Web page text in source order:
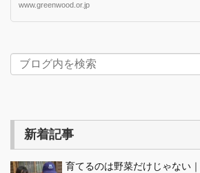
www.greenwood.or.jp
新着記事
育てるのは野菜だけじゃない